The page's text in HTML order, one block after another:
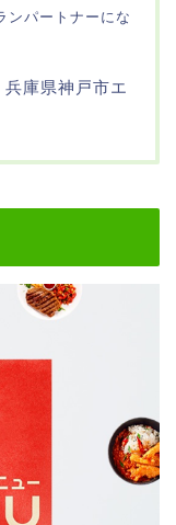
パートナーにな
庫県神戸市エ